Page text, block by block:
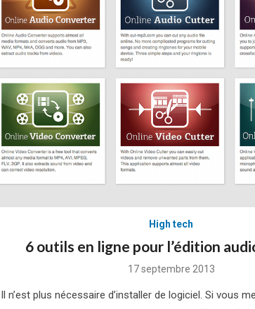
High tech
6 outils en ligne pour l’édition
Posted
17 septembre 2013
Il n’est plus nécessaire d’installer de logiciel. Si vous